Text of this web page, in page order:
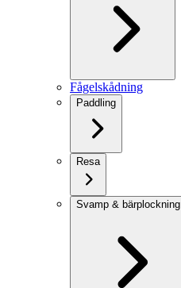
Fågelskådning
Paddling
Resa
Svamp & bärplockning